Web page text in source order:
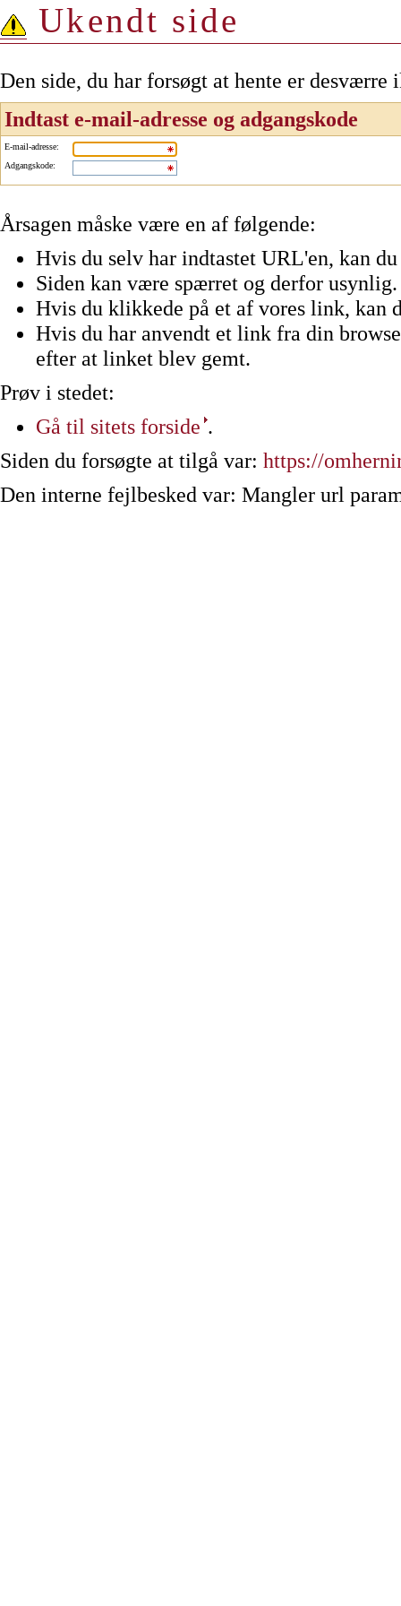
Ukendt side
Den side, du har forsøgt at hente er
Indtast e-mail-adresse og adgangskode
E-mail-adresse:
Adgangskode:
Årsagen måske være en af følgende:
Hvis du selv har indtastet URL'en, kan
Siden kan være spærret og derfor usynlig.
Hvis du klikkede på et af vores link, kan
Hvis du har anvendt et link fra din
efter at linket blev gemt.
Prøv i stedet:
Gå til sitets forside .
Siden du forsøgte at tilgå var: https://
Den interne fejlbesked var: Mangler url